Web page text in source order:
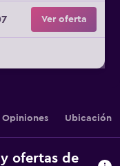
Ver oferta
Opiniones Ubicación
ofertas de